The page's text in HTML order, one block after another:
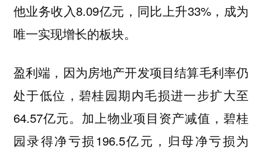
他业务收入8.09亿元，同比上升33%，成为
唯一实现增长的板块。
盈利端，因为房地产开发项目结算毛利率仍
处于低位，碧桂园期内毛损进一步扩大至
64.57亿元。加上物业项目资产减值，碧桂
园录得净亏损196.5亿元，归母净亏损为